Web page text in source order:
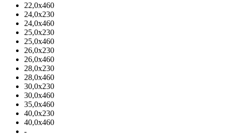
22,0х460
24,0х230
24,0х460
25,0х230
25,0х460
26,0х230
26,0х460
28,0х230
28,0х460
30,0х230
30,0х460
35,0х460
40,0х230
40,0х460
-